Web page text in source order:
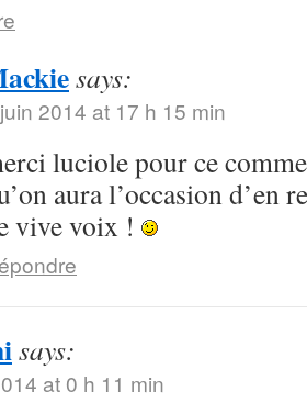
says:
2014 at 17 h 15 min
luciole pour ce
aura l’occasion d’en
vive voix !
says:
at 0 h 11 min